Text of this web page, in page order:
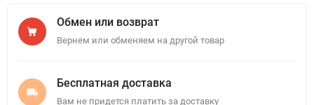
Обмен или возврат
Вернем или обменяем на другой товар
Бесплатная доставка
Вам не придется платить за доставку